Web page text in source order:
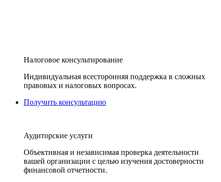
Налоговое консультирование
Индивидуальная всесторонняя поддержка в сложных
правовых и налоговых вопросах.
Получить консультацию
Аудиторские услуги
Объективная и независимая проверка деятельности
вашей организации с целью изучения достоверности
финансовой отчетности.